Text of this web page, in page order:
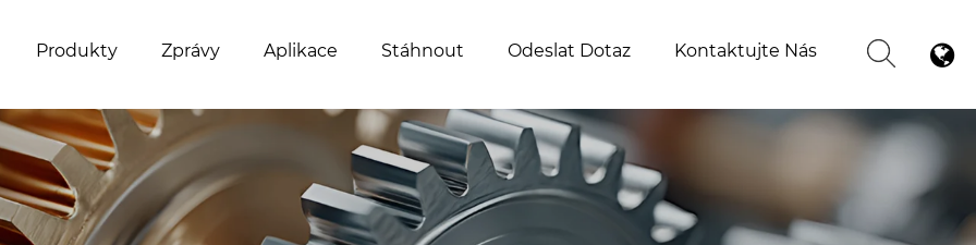
Produkty Zprávy Aplikace Stáhnout Odeslat Dotaz Kontaktujte Nás